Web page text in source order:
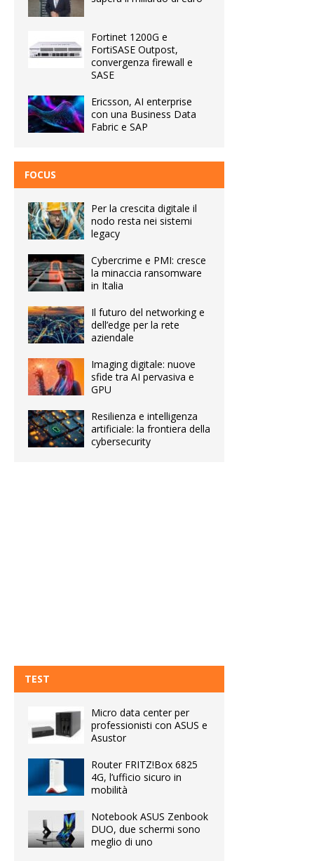
Fortinet 1200G e
FortiSASE Outpost,
convergenza firewall e
SASE
Ericsson, AI enterprise
con una Business Data
Fabric e SAP
FOCUS
Per la crescita digitale il
nodo resta nei sistemi
legacy
Cybercrime e PMI: cresce
la minaccia ransomware
in Italia
Il futuro del networking e
dell’edge per la rete
aziendale
Imaging digitale: nuove
sfide tra AI pervasiva e
GPU
Resilienza e intelligenza
artificiale: la frontiera della
cybersecurity
TEST
Micro data center per
professionisti con ASUS e
Asustor
Router FRITZ!Box 6825
4G, l’ufficio sicuro in
mobilità
Notebook ASUS Zenbook
DUO, due schermi sono
meglio di uno